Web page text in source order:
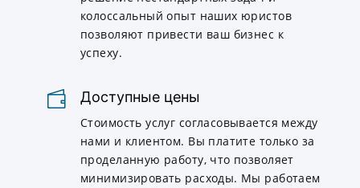
колоссальный опыт наших юристов
позволяют привести ваш бизнес к
успеху.
Доступные цены
Стоимость услуг согласовывается между
нами и клиентом. Вы платите только за
проделанную работу, что позволяет
минимизировать расходы. Мы работаем